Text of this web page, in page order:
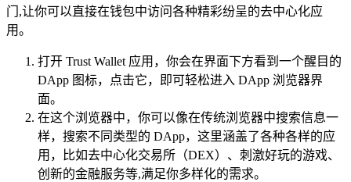
门,让你可以直接在钱包中访问各种精彩纷呈的去中心化应
用。
打开 Trust Wallet 应用，你会在界面下方看到一个醒目的
DApp 图标，点击它，即可轻松进入 DApp 浏览器界
面。
在这个浏览器中，你可以像在传统浏览器中搜索信息一
样，搜索不同类型的 DApp，这里涵盖了各种各样的应
用，比如去中心化交易所（DEX）、刺激好玩的游戏、
创新的金融服务等,满足你多样化的需求。